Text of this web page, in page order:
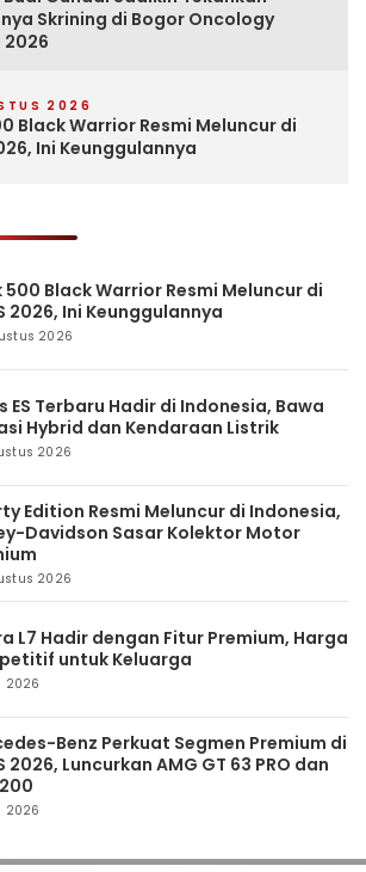
Skrining di Bogor Oncology
2026
2026
Black Warrior Resmi Meluncur di
Ini Keunggulannya
500 Black Warrior Resmi Meluncur di
2026, Ini Keunggulannya
2026
ES Terbaru Hadir di Indonesia, Bawa
Hybrid dan Kendaraan Listrik
2026
Edition Resmi Meluncur di Indonesia,
Davidson Sasar Kolektor Motor
2026
L7 Hadir dengan Fitur Premium, Harga
untuk Keluarga
2026
Benz Perkuat Segmen Premium di
2026, Luncurkan AMG GT 63 PRO dan
2026